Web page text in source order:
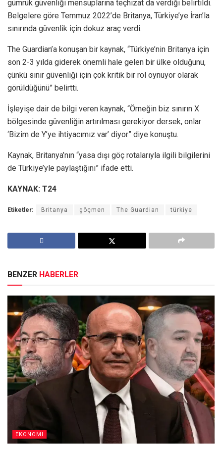
gümrük güvenliği mensuplarına teçhizat da verdiği belirtildi.
Belgelere göre Temmuz 2022’de Britanya, Türkiye’ye İran’la
sınırında güvenlik için dokuz araç verdi.
The Guardian’a konuşan bir kaynak, “Türkiye’nin Britanya için
son 2-3 yılda giderek önemli hale gelen bir ülke olduğunu,
çünkü sınır güvenliği için çok kritik bir rol oynuyor olarak
görüldüğünü” belirtti.
İşleyişe dair de bilgi veren kaynak, “Örneğin biz sınırın X
bölgesinde güvenliğin artırılması gerekiyor dersek, onlar
‘Bizim de Y’ye ihtiyacımız var’ diyor” diye konuştu.
Kaynak, Britanya’nın “yasa dışı göç rotalarıyla ilgili bilgilerini
de Türkiye’yle paylaştığını” ifade etti.
KAYNAK: T24
Etiketler: Britanya göçmen The Guardian türkiye
BENZER HABERLER
EKONOMI